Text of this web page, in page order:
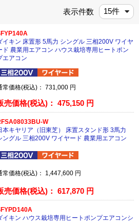
表示件数
イキン 床置形 5馬力 シングル 三相200V ワイヤ
ド 農業用エアコン ハウス栽培専用ヒートポン
エアコン
常価格(税込)：731,000 円
売価格(税込)：475,150 円
W
本キヤリア（旧東芝） 床置スタンド形 3馬力
ングル 三相200V ワイヤード 農業用エアコン
常価格(税込)： 1,447,600 円
売価格(税込)：617,870 円
イキン ハウス栽培専用ヒートポンプエアコンシ